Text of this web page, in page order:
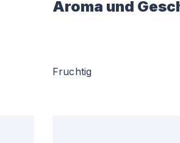
Aroma und
Fruchtig